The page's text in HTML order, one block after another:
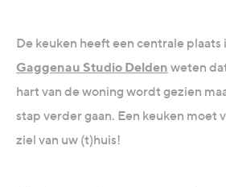
De keuken heeft een centrale plaats
Gaggenau Studio Delden weten
hart van de woning wordt gezien
stap verder gaan. Een keuken moet
ziel van uw (t)huis!